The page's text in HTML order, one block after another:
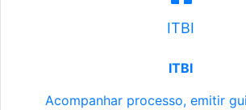
ITBI
ITBI
Acompanhar processo, emitir